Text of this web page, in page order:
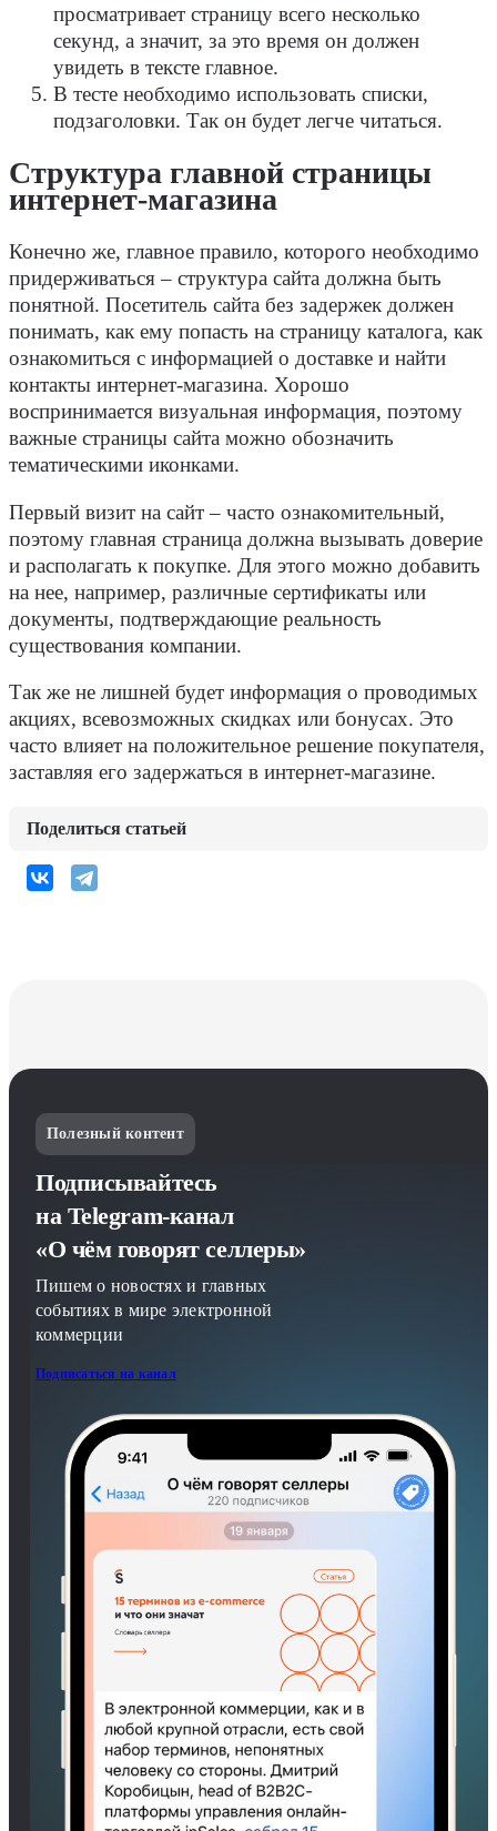
просматривает страницу всего несколько
секунд, а значит, за это время он должен
увидеть в тексте главное.
В тесте необходимо использовать списки,
подзаголовки. Так он будет легче читаться.
Структура главной страницы
интернет-магазина
Конечно же, главное правило, которого необходимо
придерживаться – структура сайта должна быть
понятной. Посетитель сайта без задержек должен
понимать, как ему попасть на страницу каталога, как
ознакомиться с информацией о доставке и найти
контакты интернет-магазина. Хорошо
воспринимается визуальная информация, поэтому
важные страницы сайта можно обозначить
тематическими иконками.
Первый визит на сайт – часто ознакомительный,
поэтому главная страница должна вызывать доверие
и располагать к покупке. Для этого можно добавить
на нее, например, различные сертификаты или
документы, подтверждающие реальность
существования компании.
Так же не лишней будет информация о проводимых
акциях, всевозможных скидках или бонусах. Это
часто влияет на положительное решение покупателя,
заставляя его задержаться в интернет-магазине.
Поделиться статьей
Полезный контент
Подписывайтесь
на Telegram-канал
«О чём говорят селлеры»
Пишем о новостях и главных
событиях в мире электронной
коммерции
Подписаться на канал